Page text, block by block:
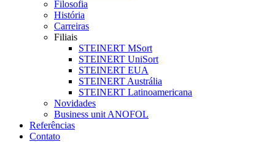
Filosofia
História
Carreiras
Filiais
STEINERT MSort
STEINERT UniSort
STEINERT EUA
STEINERT Austrália
STEINERT Latinoamericana
Novidades
Business unit ANOFOL
Referências
Contato